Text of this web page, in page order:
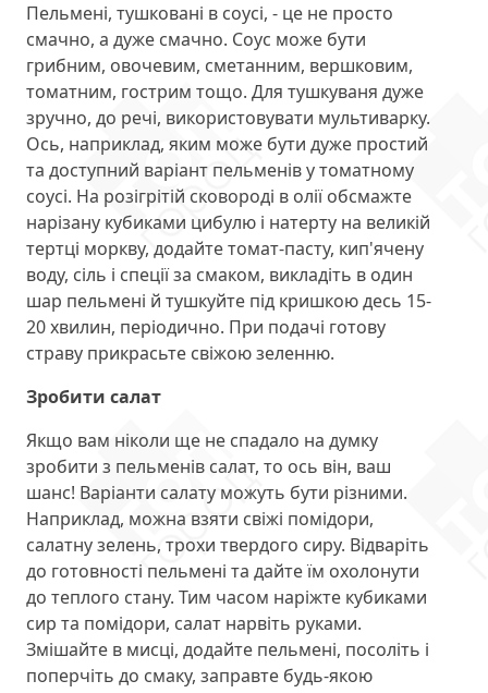
Пельмені, тушковані в соусі, - це не просто
смачно, а дуже смачно. Соус може бути
грибним, овочевим, сметанним, вершковим,
томатним, гострим тощо. Для тушкуваня дуже
зручно, до речі, використовувати мультиварку.
Ось, наприклад, яким може бути дуже простий
та доступний варіант пельменів у томатному
соусі. На розігрітій сковороді в олії обсмажте
нарізану кубиками цибулю і натерту на великій
тертці моркву, додайте томат-пасту, кип'ячену
воду, сіль і спеції за смаком, викладіть в один
шар пельмені й тушкуйте під кришкою десь 15-
20 хвилин, періодично. При подачі готову
страву прикрасьте свіжою зеленню.
Зробити салат
Якщо вам ніколи ще не спадало на думку
зробити з пельменів салат, то ось він, ваш
шанс! Варіанти салату можуть бути різними.
Наприклад, можна взяти свіжі помідори,
салатну зелень, трохи твердого сиру. Відваріть
до готовності пельмені та дайте їм охолонути
до теплого стану. Тим часом наріжте кубиками
сир та помідори, салат нарвіть руками.
Змішайте в мисці, додайте пельмені, посоліть і
поперчіть до смаку, заправте будь-якою